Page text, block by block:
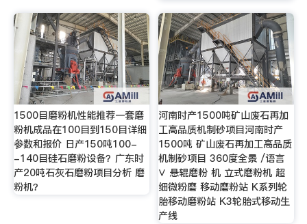
1500目磨粉机性能推荐一套磨
粉机成品在100目到150目详细
参数和报价 日产150吨100-
-140目硅石磨粉设备？广东时
产20吨石灰石磨粉项目分析 磨
粉机？
河南时产1500吨矿山废石再加
工高品质机制砂项目河南时产
1500吨 矿山废石再加工高品质
机制砂项目 360度全景 /语言
∨ 悬辊磨粉 机 立式磨粉机 超
细微粉磨 移动磨粉站 K系列轮
胎移动磨粉站 K3轮胎式移动生
产线